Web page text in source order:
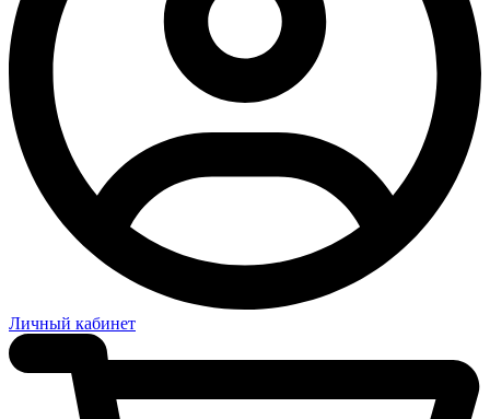
Личный кабинет